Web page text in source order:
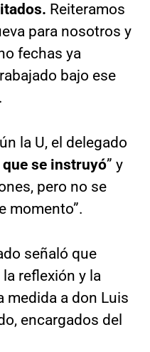
Reiteramos
para nosotros y
fechas ya
bajo ese
la U, el delegado
que se instruyó” y
pero no se
momento”.
señaló que
reflexión y la
medida a don Luis
encargados del